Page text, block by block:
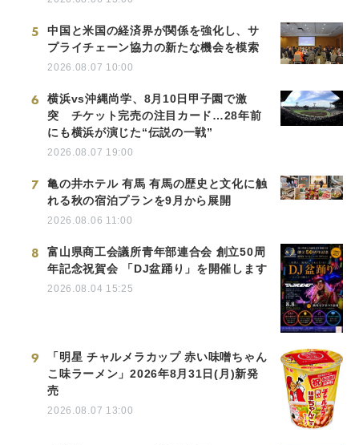
5
中国と米国の経済界が関係を強化し、サ
プライチェーン協力の新たな機会を模索
2026.08.07 10:00
6
横浜vs沖縄尚学、8月10日甲子園で激
突 チケット完売の注目カード…28年前
にも横浜が演じた“伝説の一戦”
2026.08.07 19:00
7
亀の井ホテル 有馬 有馬の歴史と文化に触
れる秋の宿泊プランを9月から展開
2026.08.06 11:00
8
富山県商工会議所青年部連合会 創立50周
年記念祝賀会 「DJ盆踊り」を開催します
2026.08.04 15:25
9
「明星 チャルメラカップ 赤い味噌ちゃん
こ味ラーメン」2026年8月31日(月)新発
売
2026.08.07 13:00